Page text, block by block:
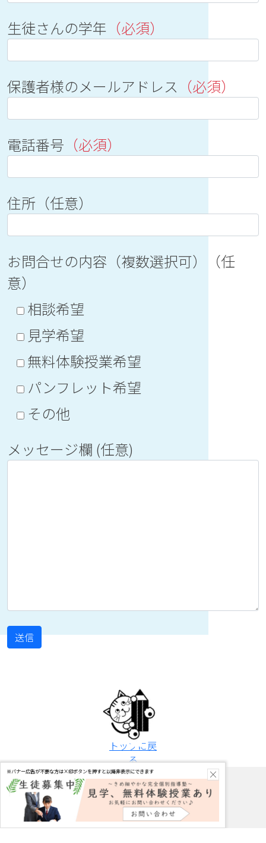
生徒さんの学年 （必須）
保護者様のメールアドレス （必須）
電話番号 （必須）
住所（任意）
お問合せの内容（複数選択可）（任
意）
相談希望
見学希望
無料体験授業希望
パンフレット希望
その他
メッセージ欄 (任意)
トップに戻
る
※バナー広告が不要な方は×印ボタンを押すと以降非表示にできます ×